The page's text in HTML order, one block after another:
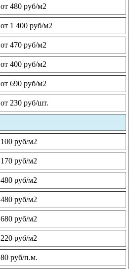
от 480 руб/м2
от 1 400 руб/м2
от 470 руб/м2
от 400 руб/м2
от 690 руб/м2
от 230 руб/шт.
100 руб/м2
170 руб/м2
480 руб/м2
480 руб/м2
680 руб/м2
220 руб/м2
80 руб/п.м.